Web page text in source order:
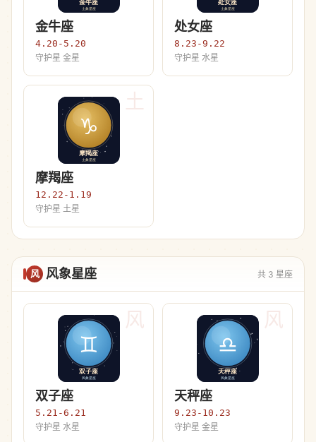
金牛座
4.20-5.20
守护星 金星
处女座
8.23-9.22
守护星 水星
土
摩羯座
12.22-1.19
守护星 土星
风 风象星座 共 3 星座
风
双子座
5.21-6.21
守护星 水星
风
天秤座
9.23-10.23
守护星 金星